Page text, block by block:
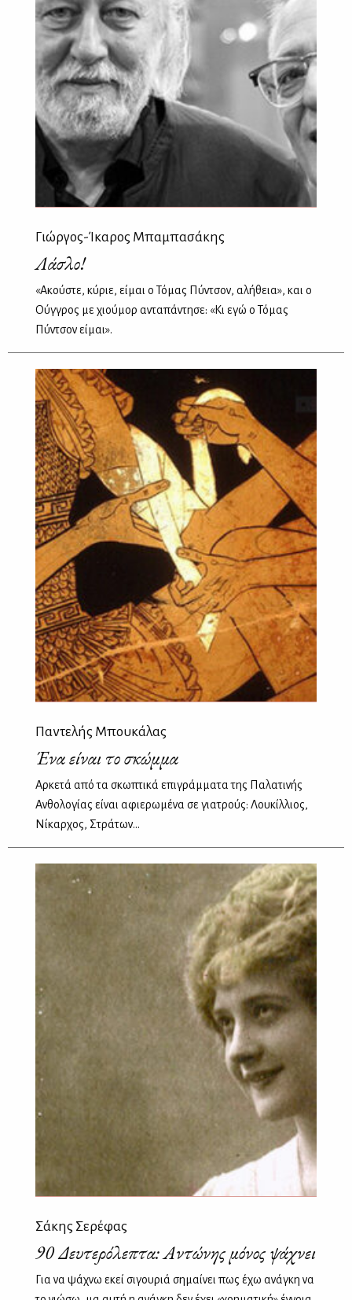
Γιώργος-Ίκαρος Μπαμπασάκης
Λάσλο!
«Ακούστε, κύριε, είμαι ο Τόμας Πύντσον, αλήθεια», και ο
Ούγγρος με χιούμορ ανταπάντησε: «Κι εγώ ο Τόμας
Πύντσον είμαι».
Παντελής Μπουκάλας
Ένα είναι το σκώμμα
Αρκετά από τα σκωπτικά επιγράμματα της Παλατινής
Ανθολογίας είναι αφιερωμένα σε γιατρούς: Λουκίλλιος,
Νίκαρχος, Στράτων…
Σάκης Σερέφας
90 Δευτερόλεπτα: Αντώνης μόνος ψάχνει
Για να ψάχνω εκεί σιγουριά σημαίνει πως έχω ανάγκη να